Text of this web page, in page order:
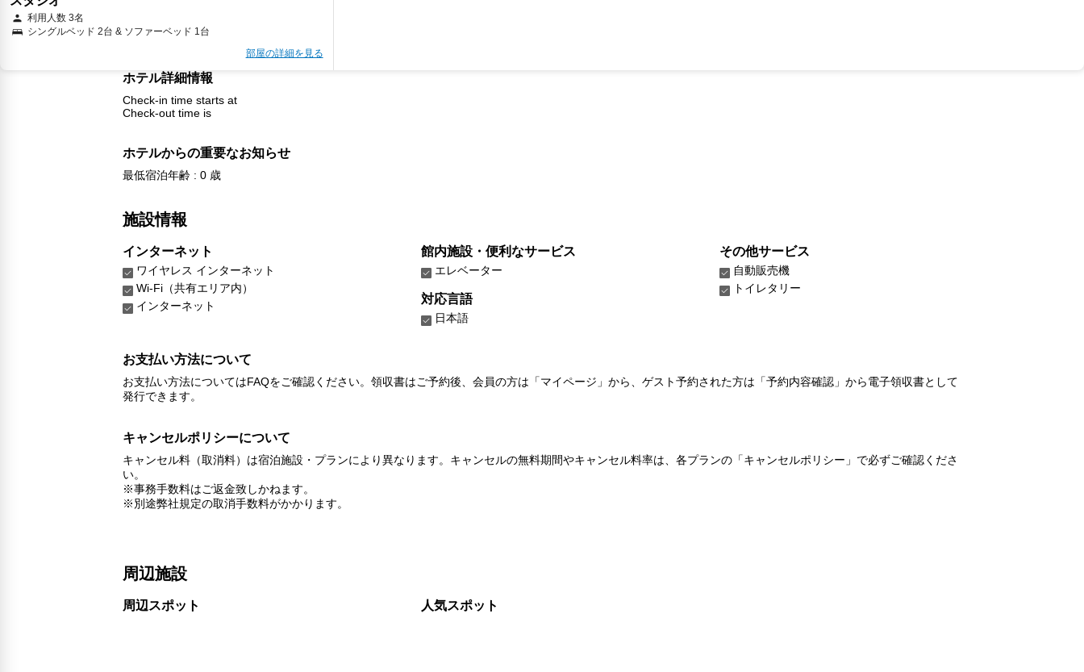
利用人数 3名
シングルベッド 2台 & ソファーベッド 1台
部屋の詳細を見る
ホテル詳細情報
Check-in time starts at
Check-out time is
ホテルからの重要なお知らせ
最低宿泊年齢 : 0 歳
施設情報
インターネット
ワイヤレス インターネット
Wi-Fi（共有エリア内）
インターネット
館内施設・便利なサービス
エレベーター
対応言語
日本語
その他サービス
自動販売機
トイレタリー
お支払い方法について
お支払い方法についてはFAQをご確認ください。領収書はご予約後、会員の方は「マイページ」から、ゲスト予約された方は「予約内容確認」から電子領収書として
発行できます。
キャンセルポリシーについて
キャンセル料（取消料）は宿泊施設・プランにより異なります。キャンセルの無料期間やキャンセル料率は、各プランの「キャンセルポリシー」で必ずご確認くださ
い。
※事務手数料はご返金致しかねます。
※別途弊社規定の取消手数料がかかります。
周辺施設
周辺スポット 人気スポット